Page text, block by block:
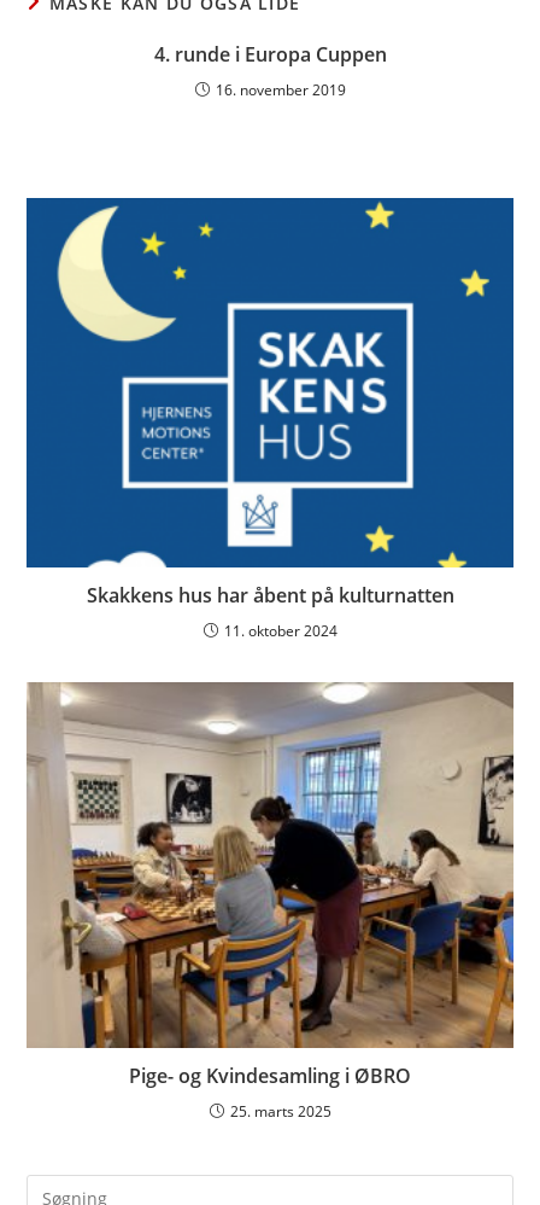
4. runde i Europa Cuppen
16. november 2019
Skakkens hus har åbent på kulturnatten
11. oktober 2024
Pige- og Kvindesamling i ØBRO
25. marts 2025